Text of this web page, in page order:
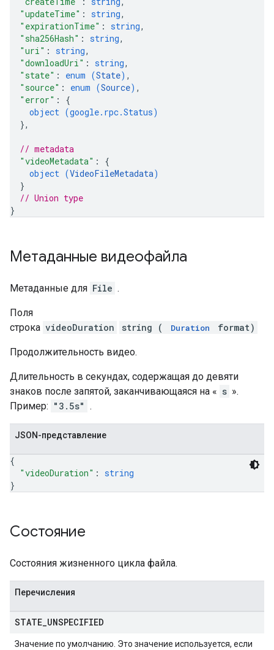
"updateTime" : string,
"expirationTime" : string,
"sha256Hash" : string,
"uri" : string,
"downloadUri" : string,
"state" : enum (State) ,
"source" : enum (Source) ,
"error" : {
object (google.rpc.Status)
},
// metadata
"videoMetadata" : {
object (VideoFileMetadata)
}
// Union type
}
Метаданные видеофайла
Метаданные для File .
Поля
строка videoDuration string ( Duration format)
Продолжительность видео.
Длительность в секундах, содержащая до девяти
знаков после запятой, заканчивающаяся на « s ».
Пример: "3.5s" .
JSON-представление
{
"videoDuration" : string
}
Состояние
Состояния жизненного цикла файла.
Перечисления
STATE UNSPECIFIED
Значение по умолчанию. Это значение используется, если